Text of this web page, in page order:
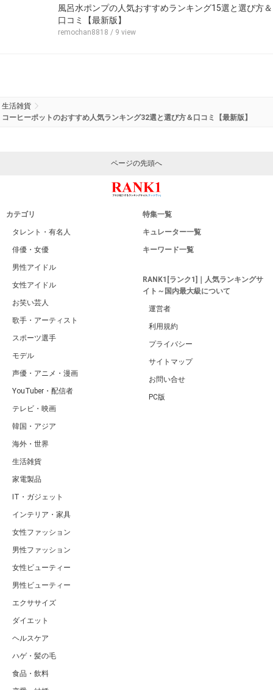
風呂水ポンプの人気おすすめランキング15選と選び方＆
口コミ【最新版】
remochan8818 / 9 view
生活雑貨
コーヒーポットのおすすめ人気ランキング32選と選び方＆口コミ【最新版】
ページの先頭へ
カテゴリ
タレント・有名人
俳優・女優
男性アイドル
女性アイドル
お笑い芸人
歌手・アーティスト
スポーツ選手
モデル
声優・アニメ・漫画
YouTuber・配信者
テレビ・映画
韓国・アジア
海外・世界
生活雑貨
家電製品
IT・ガジェット
インテリア・家具
女性ファッション
男性ファッション
女性ビューティー
男性ビューティー
エクササイズ
ダイエット
ヘルスケア
ハゲ・髪の毛
食品・飲料
特集一覧
キュレーター一覧
キーワード一覧
RANK1[ランク1]｜人気ランキングサ
イト～国内最大級について
運営者
利用規約
プライバシー
サイトマップ
お問い合せ
PC版